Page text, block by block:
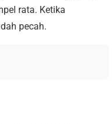
rata. Ketika
pecah.